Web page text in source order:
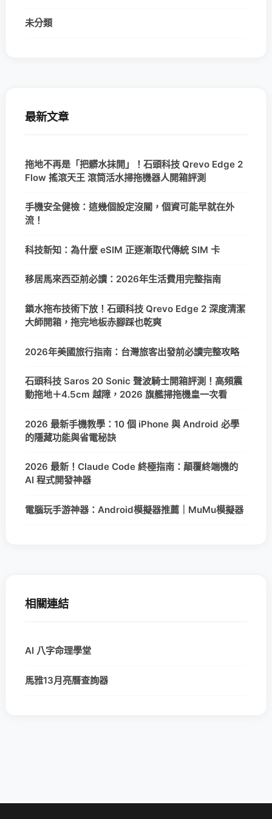
未分類
最新文章
拖地不再是「把髒水抹開」！石頭科技 Qrevo Edge 2
Flow 搖滾天王 滾筒活水掃拖機器人開箱評測
手機安全健檢：這幾個設定沒關，個資可能早就在外
流！
科技新知：為什麼 eSIM 正逐漸取代傳統 SIM 卡
移居馬來西亞前必讀：2026年生活費用完整指南
鎖水拖布技術下放！石頭科技 Qrevo Edge 2 深度清潔
大師開箱，拖完地板赤腳踩也乾爽
2026年美國旅行指南：台灣旅客出發前必讀完整攻略
石頭科技 Saros 20 Sonic 聲波騎士開箱評測！高頻震
動拖地＋4.5cm 越障，2026 旗艦掃拖機皇一次看
2026 最新手機教學：10 個 iPhone 與 Android 必學
的隱藏功能與省電秘訣
2026 最新！Claude Code 終極指南：顛覆終端機的
AI 程式開發神器
電腦玩手游神器：Android模擬器推薦｜MuMu模擬器
相關連結
AI 八字命理學堂
馬雅13月亮曆查詢器